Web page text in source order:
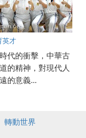
英才
代的衝擊，中華古
的精神，對現代人
的意義...
轉動世界